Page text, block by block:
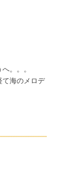
。。。
て海のメロデ